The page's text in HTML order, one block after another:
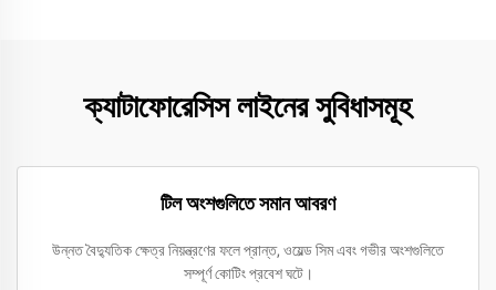
ক্যাটাফোরেসিস লাইনের সুবিধাসমূহ
টিল অংশগুলিতে সমান আবরণ
উন্নত বৈদ্যুতিক ক্ষেত্র নিয়ন্ত্রণের ফলে প্রান্ত, ওয়েল্ড সিম এবং গভীর অংশগুলিতে
সম্পূর্ণ কোটিং প্রবেশ ঘটে।